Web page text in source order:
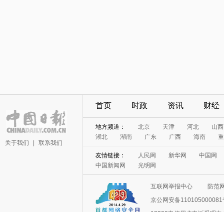
关于我们 联系我们
首页 时政 资讯 财经
地方频道： 北京 天津 河北
山西
湖北
湖南 广东 广西 海南
友情链接： 人民网 新华网
中国网
中国新闻网
光明网
互联网举报中心
防范
京公网安备110105000081